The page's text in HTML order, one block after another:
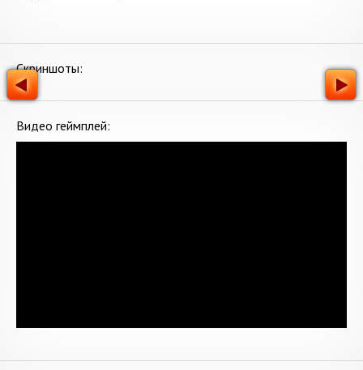
Скриншоты:
Видео геймплей: